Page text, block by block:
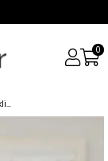
0
Gri Pudra Çiçekli Önü Bağlamalı Kimono Tunik / Likralı Yazlık Kumaş 85 cm Boy